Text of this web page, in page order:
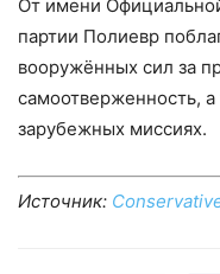
От имени
партии Полиевр
вооружённых сил за
самоотверженность,
зарубежных миссиях.
Источник: